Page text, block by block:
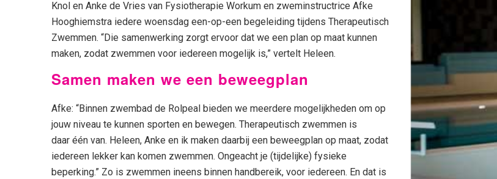
Knol en Anke de Vries van Fysiotherapie Workum en zweminstructrice Afke
Hooghiemstra iedere woensdag een-op-een begeleiding tijdens Therapeutisch
Zwemmen. “Die samenwerking zorgt ervoor dat we een plan op maat kunnen
maken, zodat zwemmen voor iedereen mogelijk is,” vertelt Heleen.
Samen maken we een beweegplan
Afke: “Binnen zwembad de Rolpeal bieden we meerdere mogelijkheden om op
jouw niveau te kunnen sporten en bewegen. Therapeutisch zwemmen is
daar één van. Heleen, Anke en ik maken daarbij een beweegplan op maat, zodat
iedereen lekker kan komen zwemmen. Ongeacht je (tijdelijke) fysieke
beperking.” Zo is zwemmen ineens binnen handbereik, voor iedereen. En dat is